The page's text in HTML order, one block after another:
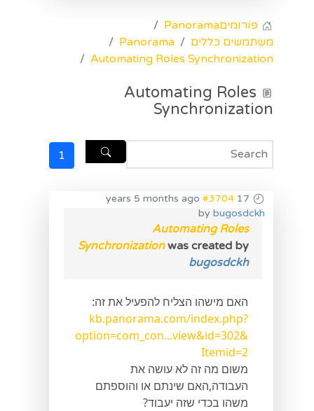
פורומיםPanorama
משתמשים כללים
Panorama
Automating Roles Synchronization
Automating Roles
Synchronization
1
17 years 5 months ago
#3704
by bugosdckh
Automating Roles
Synchronizationwas created by
bugosdckh
האם מישהו הצליח להפעיל את זה:
kb.panorama.com/index.php?
option=com_con...view&id=302&
Itemid=2
משום מה זה לא עושה את
העבודה,האם שינתם או והוספתם
משהו בכדי שזה יעבוד?